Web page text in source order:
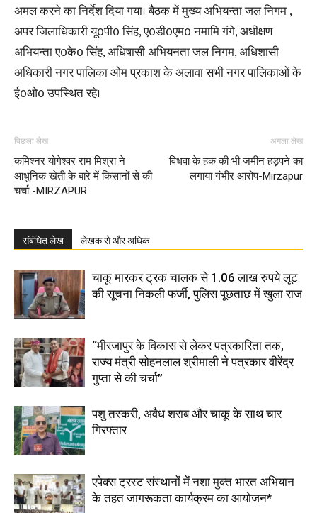
अमल करने का निर्देश दिया गया। बैठक में मुख्य अभियन्ता जल निगम ,
अपर जिलाधिकारी यू0पी0 सिंह, ए0डी0एम0 नमामि गंगे, अधीक्षण
अभियन्ता ए0के0 सिंह, अधिषासी अभियनता जल निगम, अधिशासी
अधिकारी नगर पालिका ओम प्रकाश के अलावा सभी नगर पालिकाओं के
ई0ओ0 उपस्थित रहे।
पिछला लेख
कमिश्नर योगेश्वर राम मिश्रा ने
आधुनिक खेती के बारे में किसानों से की
चर्चा -MIRZAPUR
अगला लेख
विधवा के हक की भी जमीन हड़पने का
लगाया गंभीर आरोप-Mirzapur
संबंधित लेख लेखक से और अधिक
चाकू मारकर ट्रक चालक से 1.06 लाख रुपये लूट
की सूचना निकली फर्जी, पुलिस पूछताछ में खुला राज
“मीरजापुर के विकास से लेकर पत्रकारिता तक,
राज्य मंत्री सोहनलाल श्रीमाली ने पत्रकार वीरेंद्र
गुप्ता से की चर्चा”
पशु तस्करी, अवैध शराब और चाकू के साथ चार
गिरफ्तार
एपेक्स ट्रस्ट संस्थानों में नशा मुक्त भारत अभियान
के तहत जागरूकता कार्यक्रम का आयोजन*